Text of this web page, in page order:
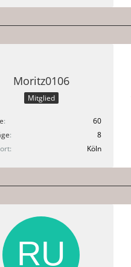
Moritz0106
Mitglied
60
8
Köln